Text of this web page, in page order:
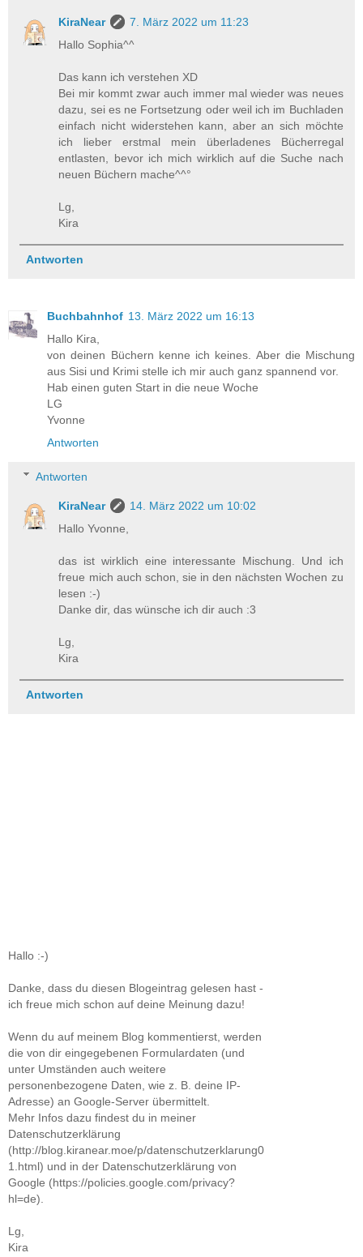
KiraNear
7. März 2022 um 11:23
Hallo Sophia^^
Das kann ich verstehen XD
Bei mir kommt zwar auch immer mal wieder was neues
dazu, sei es ne Fortsetzung oder weil ich im Buchladen
einfach nicht widerstehen kann, aber an sich möchte
ich lieber erstmal mein überladenes Bücherregal
entlasten, bevor ich mich wirklich auf die Suche nach
neuen Büchern mache^^°
Lg,
Kira
Antworten
Buchbahnhof 13. März 2022 um 16:13
Hallo Kira,
von deinen Büchern kenne ich keines. Aber die Mischung
aus Sisi und Krimi stelle ich mir auch ganz spannend vor.
Hab einen guten Start in die neue Woche
LG
Yvonne
Antworten
Antworten
KiraNear
14. März 2022 um 10:02
Hallo Yvonne,
das ist wirklich eine interessante Mischung. Und ich
freue mich auch schon, sie in den nächsten Wochen zu
lesen :-)
Danke dir, das wünsche ich dir auch :3
Lg,
Kira
Antworten
Hallo :-)
Danke, dass du diesen Blogeintrag gelesen hast -
ich freue mich schon auf deine Meinung dazu!
Wenn du auf meinem Blog kommentierst, werden
die von dir eingegebenen Formulardaten (und
unter Umständen auch weitere
personenbezogene Daten, wie z. B. deine IP-
Adresse) an Google-Server übermittelt.
Mehr Infos dazu findest du in meiner
Datenschutzerklärung
(http://blog.kiranear.moe/p/datenschutzerklarung0
1.html) und in der Datenschutzerklärung von
Google (https://policies.google.com/privacy?
hl=de).
Lg,
Kira